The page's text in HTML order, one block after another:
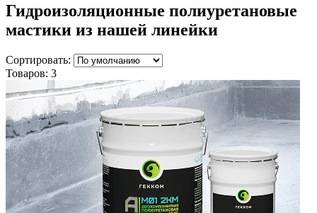
Гидроизоляционные полиуретановые
мастики из нашей линейки
Сортировать:
Товаров: 3